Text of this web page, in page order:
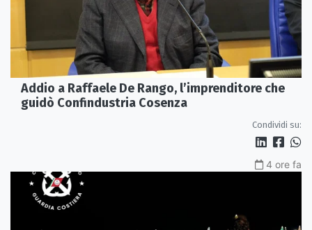
Addio a Raffaele De Rango, l’imprenditore che
guidò Confindustria Cosenza
Condividi su:
4 ore fa